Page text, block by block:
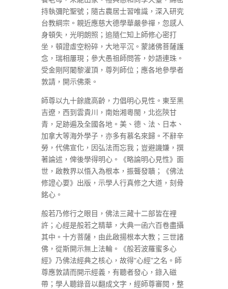
持執彌陀聖號；隨古農居士習唯識，深入研究
台教綱宗。親近應慈大德學華嚴參禪，忽感人
身頓失，光明朗照；追隨仁知上師修心密打
坐，頓證虛空粉碎，大地平沉。蒙諸佛菩薩護
念，瑞相屢現；參大愚祖師問答，妙語連珠。
受金剛阿闍黎灌頂，尊列師位；應各地參學者
敦請，開示佛乘。
師尊以九十餘歲高齡，力倡明心見性。東至黑
吉遼，西到雲貴川，南始湘粵閩，北迄陝甘
青，足跡遍及全國各地。美、德、法、日本、
加拿大等海外學子，亦多有慕名來歸。不辭辛
勞，代佛宣化，因弘法而忘我；豈避譏嫌，撰
著論述，俾後學得明心。《略論明心見性》面
世，啟教界以悟入為根本，振聾發聵；《佛法
修證心要》出版，示學人行真修之大道，刻骨
銘心。
般若乃修行之眼目，佛法三藏十二部皆在裡
許；心經是般若之精華，大典一函六百卷盡攝
其中。十方菩薩，由此啟揚根本大教；三世諸
佛，從斯開示無上法輪。《般若波羅蜜多心
經》乃佛法經典之核心，故得“心經”之名。師
尊應敦請而開示經義，有聽者發心，錄入磁
帶；學人聽錄音以翻成文字，經師尊審閱，整